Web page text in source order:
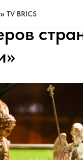
TV BRICS